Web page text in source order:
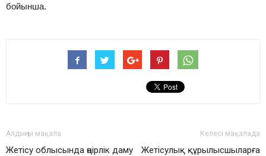
бойынша.
Алдыңғы мақала
Жетісу облысында өңірлік даму
Келесі мақалада
Жетісулық құрылысшыларға